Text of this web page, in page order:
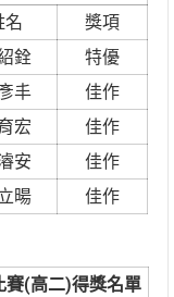
名
獎項
銓
特優
丰
佳作
宏
佳作
安
佳作
暘
佳作
賽(高二)得獎名單